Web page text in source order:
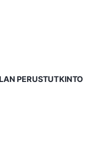
PERUSTUTKINTO